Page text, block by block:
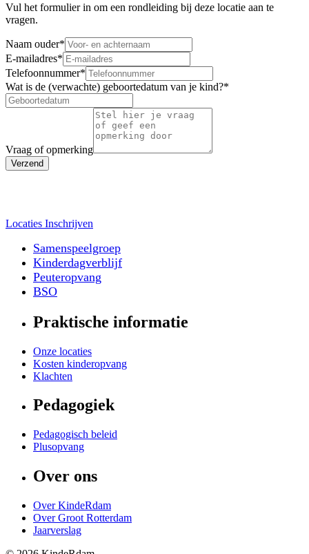
Vul het formulier in om een rondleiding bij deze locatie aan te
vragen.
Naam ouder*
E-mailadres*
Telefoonnummer*
Wat is de (verwachte) geboortedatum van je kind?*
Vraag of opmerking
Verzend
Locaties Inschrijven
Samenspeelgroep
Kinderdagverblijf
Peuteropvang
BSO
Praktische informatie
Onze locaties
Kosten kinderopvang
Klachten
Pedagogiek
Pedagogisch beleid
Plusopvang
Over ons
Over KindeRdam
Over Groot Rotterdam
Jaarverslag